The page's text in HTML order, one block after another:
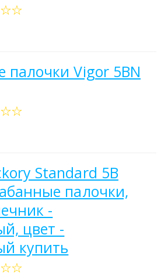
палочки Vigor 5BN
Standard 5B
палочки,
-
цвет -
купить